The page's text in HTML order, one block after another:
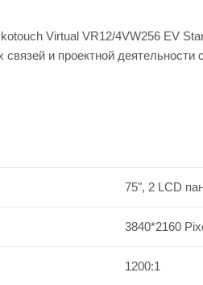
Virtual VR12/4VW256 EV
и проектной
75", 2 LCD
3840*2160
1200:1